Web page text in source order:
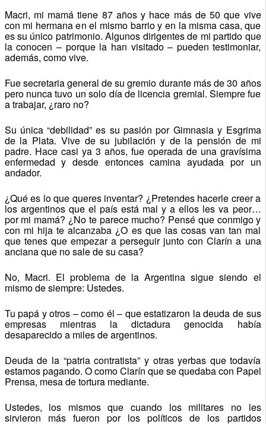
Macri, mi mamá tiene 87 años y hace más de 50 que vive
con mi hermana en el mismo barrio y en la misma casa, que
es su único patrimonio. Algunos dirigentes de mi partido que
la conocen – porque la han visitado – pueden testimoniar,
además, como vive.
Fue secretaria general de su gremio durante más de 30 años
pero nunca tuvo un solo día de licencia gremial. Siempre fue
a trabajar, ¿raro no?
Su única “debilidad” es su pasión por Gimnasia y Esgrima
de la Plata. Vive de su jubilación y de la pensión de mi
padre. Hace casi ya 3 años, fue operada de una gravísima
enfermedad y desde entonces camina ayudada por un
andador.
¿Qué es lo que queres inventar? ¿Pretendes hacerle creer a
los argentinos que el país está mal y a ellos les va peor…
por mi mamá? ¿No te parece mucho? Pensé que conmigo y
con mi hija te alcanzaba ¿O es que las cosas van tan mal
que tenes que empezar a perseguir junto con Clarín a una
anciana que no sale de su casa?
No, Macri. El problema de la Argentina sigue siendo el
mismo de siempre: Ustedes.
Tu papá y otros – como él – que estatizaron la deuda de sus
empresas mientras la dictadura genocida había
desaparecido a miles de argentinos.
Deuda de la “patria contratista” y otras yerbas que todavía
estamos pagando. O como Clarín que se quedaba con Papel
Prensa, mesa de tortura mediante.
Ustedes, los mismos que cuando los militares no les
sirvieron más fueron por los políticos de los partidos